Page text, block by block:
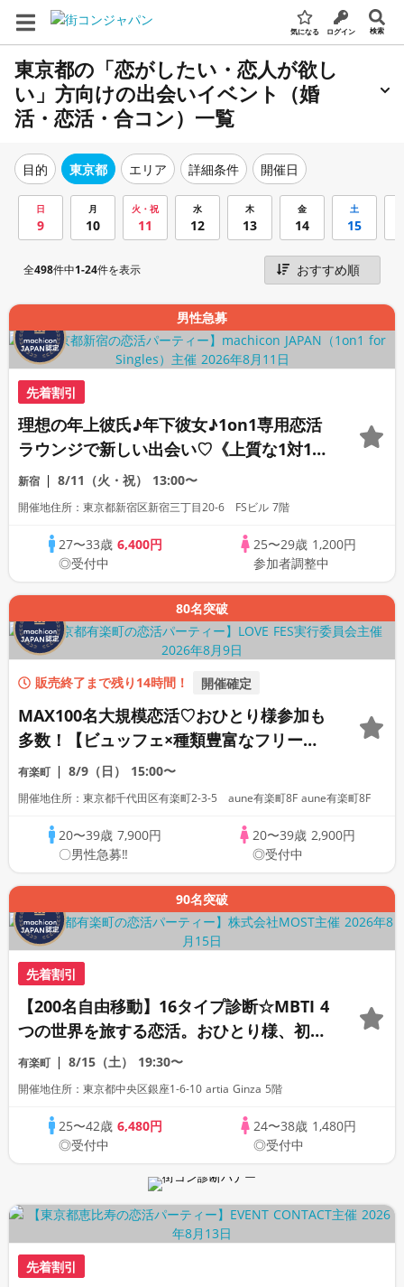
気になる ログイン 検索
東京都の「恋がしたい・恋人が欲し
い」方向けの出会いイベント（婚
活・恋活・合コン）一覧
目的 東京都 エリア 詳細条件 開催日
日
9
月
10
火・祝
11
水
12
木
13
金
14
土
15
全498件中1-24件を表示
男性急募
先着割引
理想の年上彼氏♪年下彼女♪1on1専用恋活
ラウンジで新しい出会い♡《上質な1対1相
席専用会場》《全席半個室》《飲み放題付
き》《machicon JAPAN主催》
新宿 8/11（火・祝） 13:00〜
開催地住所：東京都新宿区新宿三丁目20-6 FSビル 7階
27〜33歳6,400円
◎受付中
25〜29歳 1,200円
参加者調整中
80名突破
販売終了まで残り14時間！ 開催確定
MAX100名大規模恋活♡おひとり様参加も
多数！【ビュッフェ×種類豊富なフリード
リンク♪】【大人の広々ダイニングバー貸
切】～LOVE FES TOKYO～
有楽町 8/9（日） 15:00〜
開催地住所：東京都千代田区有楽町2-3-5 aune有楽町8F aune有楽町8F
20〜39歳7,900円
〇男性急募‼
20〜39歳2,900円
◎受付中
90名突破
先着割引
【200名自由移動】16タイプ診断☆MBTI 4
つの世界を旅する恋活。おひとり様、初心
者様も安心のスタンディングパーティ
有楽町 8/15（土） 19:30〜
開催地住所：東京都中央区銀座1-6-10 artia Ginza 5階
25〜42歳6,480円
◎受付中
24〜38歳 1,480円
◎受付中
先着割引